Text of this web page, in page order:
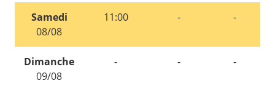
Samedi
08/08
11:00 - -
Dimanche
09/08
- - -